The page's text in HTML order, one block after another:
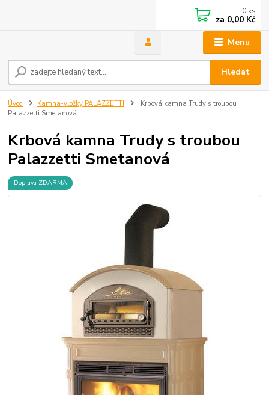
Menu
Hledat
0 ks
za 0,00 Kč
Úvod Kamna-vložky PALAZZETTI
Krbová kamna Trudy s troubou
Palazzetti Smetanová
Krbová kamna Trudy s troubou
Palazzetti Smetanová
Doprava ZDARMA